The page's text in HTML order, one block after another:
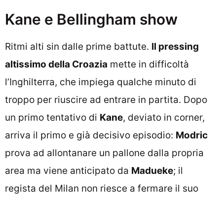
Kane e Bellingham show
Ritmi alti sin dalle prime battute. Il pressing
altissimo della Croazia mette in difficoltà
l’Inghilterra, che impiega qualche minuto di
troppo per riuscire ad entrare in partita. Dopo
un primo tentativo di Kane, deviato in corner,
arriva il primo e già decisivo episodio: Modric
prova ad allontanare un pallone dalla propria
area ma viene anticipato da Madueke; il
regista del Milan non riesce a fermare il suo